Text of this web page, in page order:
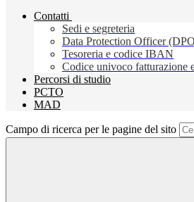
Contatti
Sedi e segreteria
Data Protection Officer
Tesoreria e codice IBAN
Codice univoco fatturazione
Percorsi di studio
PCTO
MAD
Campo di ricerca per le pagine del sito